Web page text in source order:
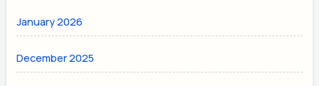
January 2026
December 2025